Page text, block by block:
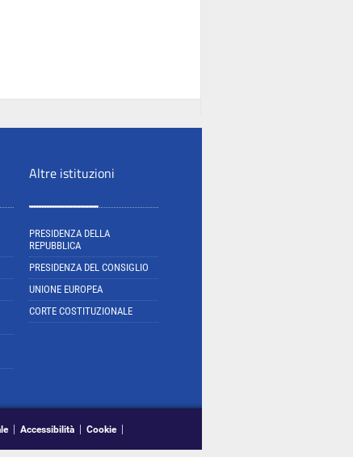
Altre istituzioni
PRESIDENZA DELLA
REPUBBLICA
PRESIDENZA DEL CONSIGLIO
UNIONE EUROPEA
CORTE COSTITUZIONALE
Accessibilità Cookie